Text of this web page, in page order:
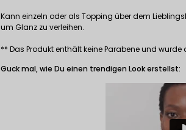
Kann einzeln oder als Topping über dem
um Glanz zu verleihen.
** Das Produkt enthält keine Parabene und
Guck mal, wie Du einen trendigen Look erstellst: